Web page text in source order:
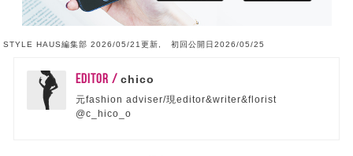
STYLE HAUS編集部 2026/05/21更新, 初回公開日2026/05/25
EDITOR /chico
元fashion adviser/現editor&writer&florist
@c_hico_o